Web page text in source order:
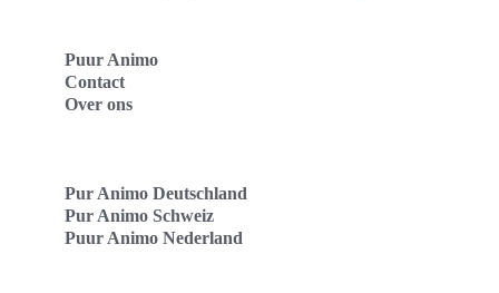
Puur Animo
Contact
Over ons
Pur Animo Deutschland
Pur Animo Schweiz
Puur Animo Nederland